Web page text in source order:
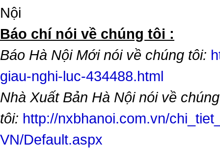
Nội
​Báo chí nói về chúng tôi :
Báo Hà Nội Mới nói về chúng tôi:
giau-nghi-luc-434488.html
Nhà Xuất Bản Hà Nội nói về chúng
tôi: http://nxbhanoi.com.vn/
VN/Default.aspx